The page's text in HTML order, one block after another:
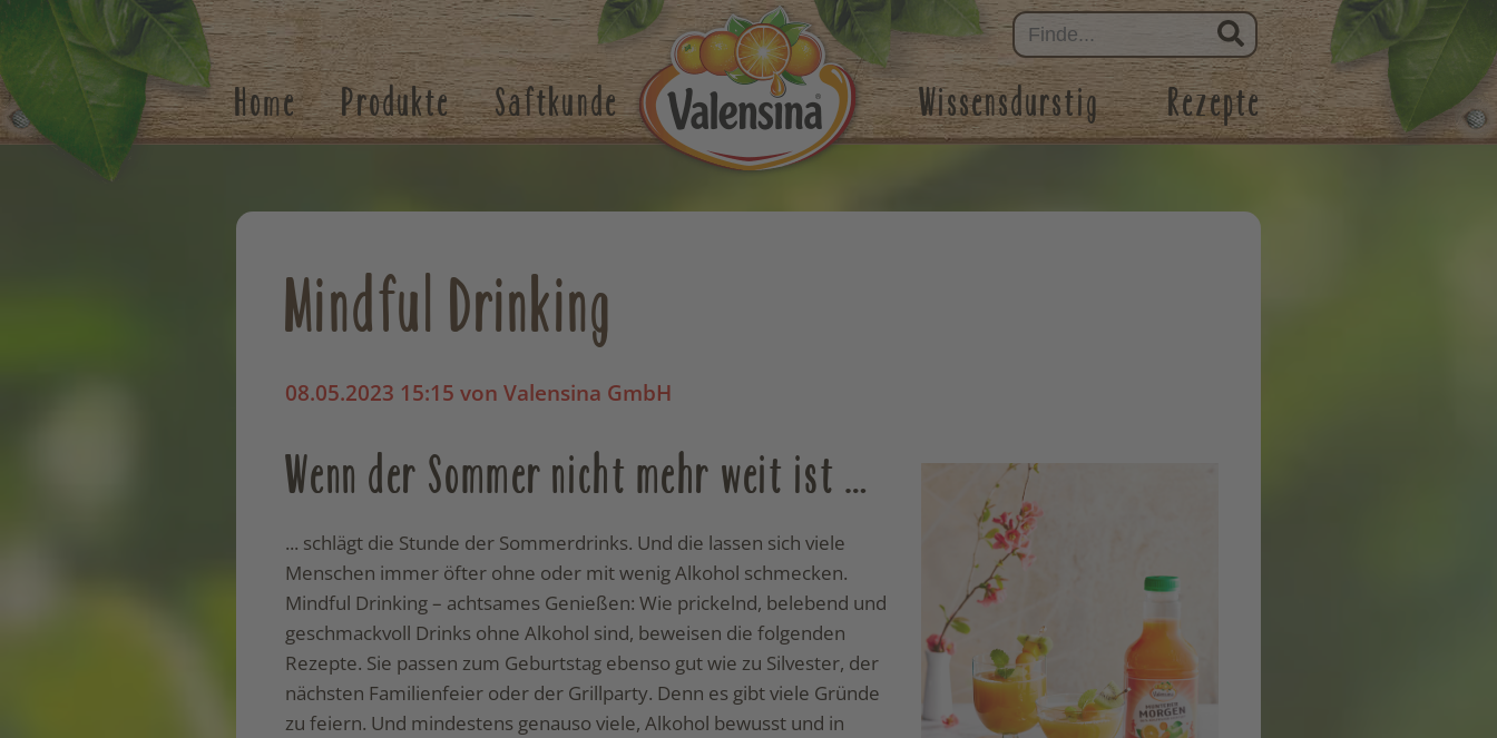
Home Produkte Saftkunde Wissensdurstig Rezepte
Suchen
Mindful Drinking
08.05.2023 15:15 von Valensina GmbH
Wenn der Sommer nicht mehr weit ist …
... schlägt die Stunde der Sommerdrinks. Und die lassen sich viele
Menschen immer öfter ohne oder mit wenig Alkohol schmecken.
Mindful Drinking – achtsames Genießen: Wie prickelnd, belebend und
geschmackvoll Drinks ohne Alkohol sind, beweisen die folgenden
Rezepte. Sie passen zum Geburtstag ebenso gut wie zu Silvester, der
nächsten Familienfeier oder der Grillparty. Denn es gibt viele Gründe
zu feiern. Und mindestens genauso viele, Alkohol bewusst und in